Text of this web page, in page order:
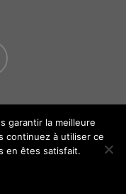
réservés.Création
légales.
garantir la meilleure
continuez à utiliser ce
en êtes satisfait.